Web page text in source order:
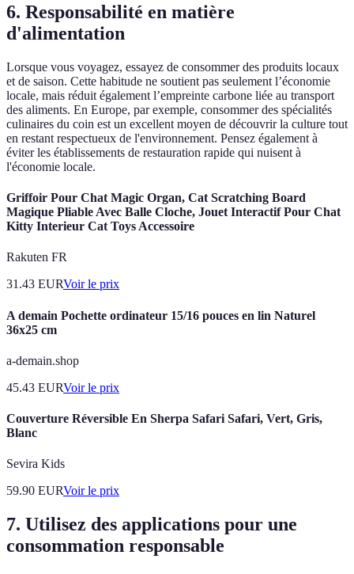
6. Responsabilité en matière
d'alimentation
Lorsque vous voyagez, essayez de consommer des produits locaux
et de saison. Cette habitude ne soutient pas seulement l’économie
locale, mais réduit également l’empreinte carbone liée au transport
des aliments. En Europe, par exemple, consommer des spécialités
culinaires du coin est un excellent moyen de découvrir la culture tout
en restant respectueux de l'environnement. Pensez également à
éviter les établissements de restauration rapide qui nuisent à
l'économie locale.
Griffoir Pour Chat Magic Organ, Cat Scratching Board
Magique Pliable Avec Balle Cloche, Jouet Interactif Pour Chat
Kitty Interieur Cat Toys Accessoire
Rakuten FR
31.43 EURVoir le prix
A demain Pochette ordinateur 15/16 pouces en lin Naturel
36x25 cm
a-demain.shop
45.43 EURVoir le prix
Couverture Réversible En Sherpa Safari Safari, Vert, Gris,
Blanc
Sevira Kids
59.90 EURVoir le prix
7. Utilisez des applications pour une
consommation responsable